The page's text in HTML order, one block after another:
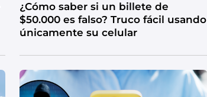
¿Cómo saber si un billete de
$50.000 es falso? Truco fácil usando
únicamente su celular